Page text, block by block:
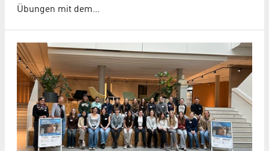
Übungen mit dem…